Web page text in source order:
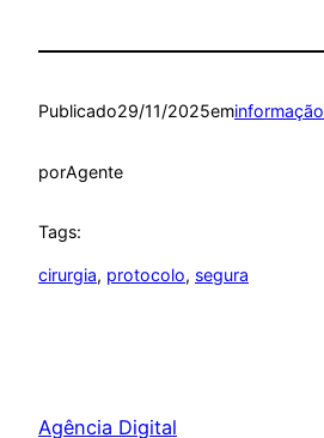
Publicado29/11/2025eminformação
porAgente
Tags:
cirurgia, protocolo, segura
Agência Digital